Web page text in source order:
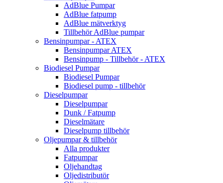
AdBlue Pumpar
AdBlue fatpump
AdBlue mätverktyg
Tillbehör AdBlue pumpar
Bensinpumpar - ATEX
Bensinpumpar ATEX
Bensinpump - Tillbehör - ATEX
Biodiesel Pumpar
Biodiesel Pumpar
Biodiesel pump - tillbehör
Dieselpumpar
Dieselpumpar
Dunk / Fatpump
Dieselmätare
Dieselpump tillbehör
Oljepumpar & tillbehör
Alla produkter
Fatpumpar
Oljehandtag
Oljedistributör